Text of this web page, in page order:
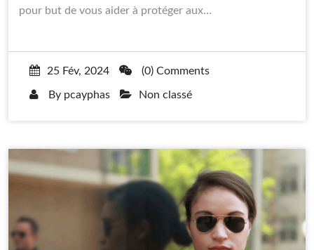
pour but de vous aider à protéger aux…
25 Fév, 2024 (0) Comments
By pcayphas Non classé